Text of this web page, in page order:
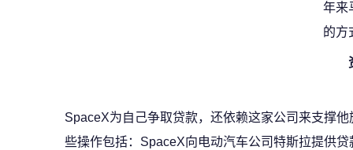
年来
的方
SpaceX为自己争取贷款，还依赖这家公司来支撑
些操作包括：SpaceX向电动汽车公司特斯拉提供